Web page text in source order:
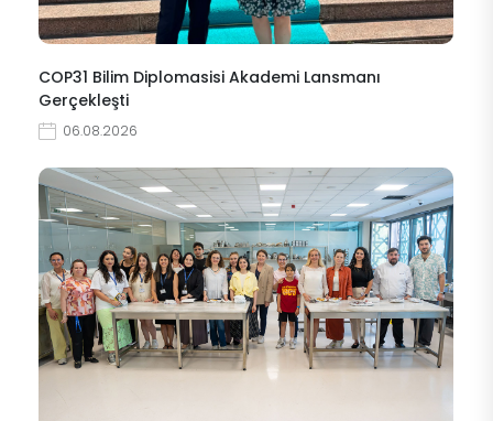
COP31 Bilim Diplomasisi Akademi Lansmanı
Gerçekleşti
06.08.2026